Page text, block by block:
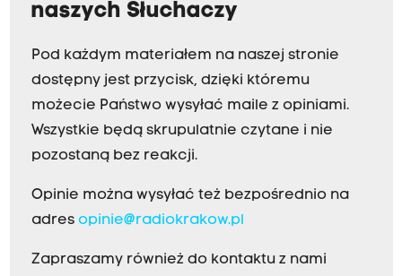
naszych Słuchaczy
Pod każdym materiałem na naszej stronie
dostępny jest przycisk, dzięki któremu
możecie Państwo wysyłać maile z opiniami.
Wszystkie będą skrupulatnie czytane i nie
pozostaną bez reakcji.
Opinie można wysyłać też bezpośrednio na
adres opinie@radiokrakow.pl
Zapraszamy również do kontaktu z nami